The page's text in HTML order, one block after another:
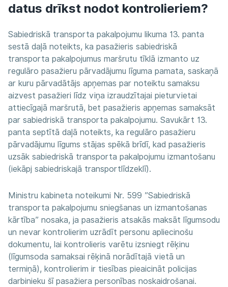
datus drīkst nodot kontrolieriem?
Sabiedriskā transporta pakalpojumu likuma 13. panta
sestā daļā noteikts, ka pasažieris sabiedriskā
transporta pakalpojumus maršrutu tīklā izmanto uz
regulāro pasažieru pārvadājumu līguma pamata, saskaņā
ar kuru pārvadātājs apņemas par noteiktu samaksu
aizvest pasažieri līdz viņa izraudzītajai pieturvietai
attiecīgajā maršrutā, bet pasažieris apņemas samaksāt
par sabiedriskā transporta pakalpojumu. Savukārt 13.
panta septītā daļā noteikts, ka regulāro pasažieru
pārvadājumu līgums stājas spēkā brīdī, kad pasažieris
uzsāk sabiedriskā transporta pakalpojumu izmantošanu
(iekāpj sabiedriskajā transportlīdzeklī).
Ministru kabineta noteikumi Nr. 599 ”Sabiedriskā
transporta pakalpojumu sniegšanas un izmantošanas
kārtība” nosaka, ja pasažieris atsakās maksāt līgumsodu
un nevar kontrolierim uzrādīt personu apliecinošu
dokumentu, lai kontrolieris varētu izsniegt rēķinu
(līgumsoda samaksai rēķinā norādītajā vietā un
termiņā), kontrolierim ir tiesības pieaicināt policijas
darbinieku šī pasažiera personības noskaidrošanai.